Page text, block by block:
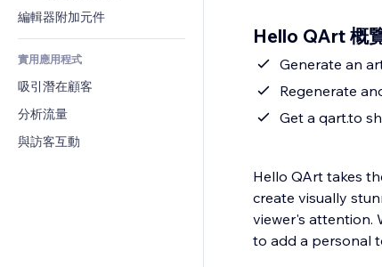
食品及飲料
內容服務
計算機
搜尋
天氣
圖表與表格
社群
評價與推薦
CRM
編輯器附加元件
實用應用程式
吸引潛在顧客
分析流量
與訪客互動
Hello QArt 概
Generate an
Regenerate
Get a qart.to
Hello QArt takes
create visually
viewer's attention.
to add a personal